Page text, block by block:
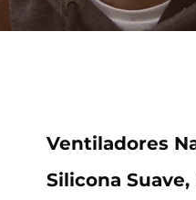
Ventiladores
Silicona